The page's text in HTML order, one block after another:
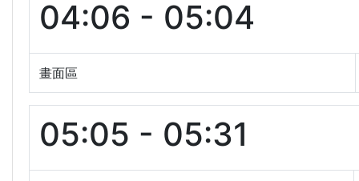
04:06 - 05:04
畫面區
05:05 - 05:31